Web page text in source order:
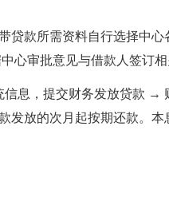
贷款所需资料自行选择中心
心审批意见与借款人签订
信息，提交财务发放贷款 →
放的次月起按期还款。本